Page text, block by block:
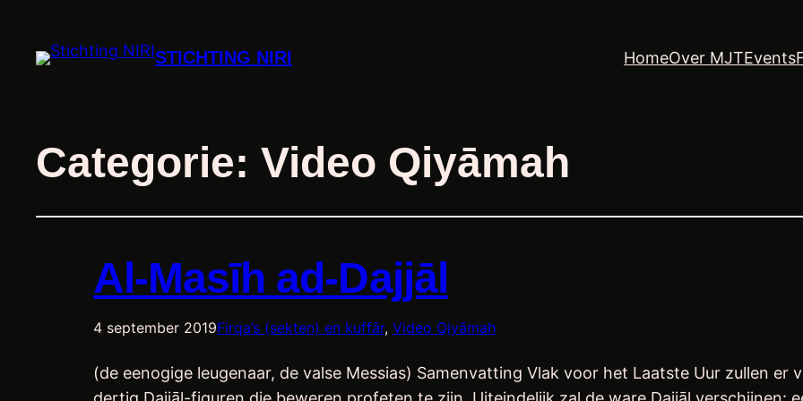
STICHTING NIRI HomeOver MJTEvents
Categorie: Video Qiyāmah
Al-Masīh ad-Dajjāl
4 september 2019Firqa’s (sekten) en kuffār, Video Qiyāmah
(de eenogige leugenaar, de valse Messias) Samenvatting Vlak voor het Laatste Uur zullen er